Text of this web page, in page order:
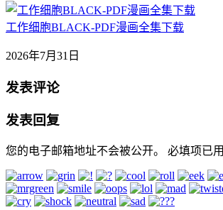
工作细胞BLACK-PDF漫画全集下载
2026年7月31日
发表评论
发表回复
您的电子邮箱地址不会被公开。 必填项已用